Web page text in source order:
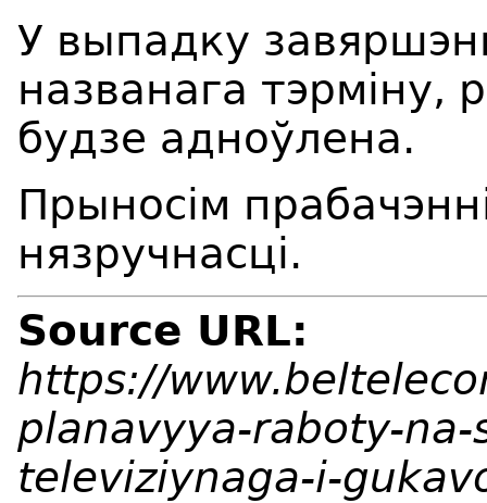
У выпадку
названага тэрміну,
будзе адноўлена.
Прыносім
нязручнасці.
Source URL:
https://
planavyya-raboty-
televiziynaga-i-